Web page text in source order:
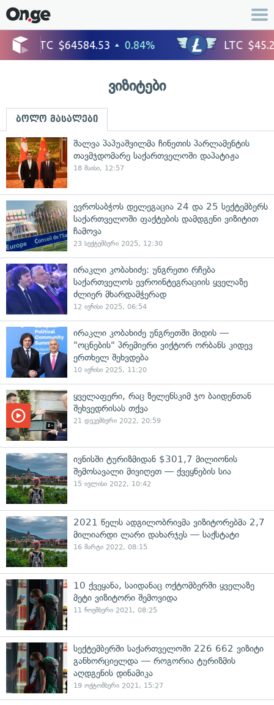
ვიზიტები
ბოლო მასალები
შალვა პაპუაშვილმა ჩინეთის პარლამენტის
თავმჯდომარე საქართველოში დაპატიჟა
18 მაისი, 12:57
ევროსაბჭოს დელეგაცია 24 და 25 სექტემბერს
საქართველოში ფაქტების დამდგენი ვიზიტით
ჩამოვა
23 სექტემბერი 2025, 12:30
ირაკლი კობახიძე: უნგრეთი რჩება
საქართველოს ევროინტეგრაციის ყველაზე
ძლიერ მხარდამჭერად
12 ივნისი 2025, 06:54
ირაკლი კობახიძე უნგრეთში მიდის —
"ოცნების" პრემიერი ვიქტორ ორბანს კიდევ
ერთხელ შეხვდება
10 ივნისი 2025, 11:20
ყველაფერი, რაც ზელენსკიმ ჯო ბაიდენთან
შეხვედრისას თქვა
21 დეკემბერი 2022, 20:59
ივნისში ტურიზმიდან $301,7 მილიონის
შემოსავალი მივიღეთ — ქვეყნების სია
15 ივლისი 2022, 10:42
2021 წელს ადგილობრივმა ვიზიტორებმა 2,7
მილიარდი ლარი დახარჯეს — საქსტატი
16 მარტი 2022, 08:15
10 ქვეყანა, საიდანაც ოქტომბერში ყველაზე
მეტი ვიზიტორი შემოვიდა
11 ნოემბერი 2021, 08:25
სექტემბერში საქართველოში 226 662 ვიზიტი
განხორციელდა — როგორია ტურიზმის
აღდგენის დინამიკა
19 ოქტომბერი 2021, 15:27